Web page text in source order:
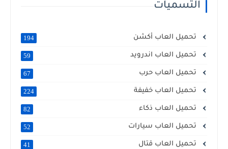
التسميات
تحميل العاب أكشن 194
تحميل العاب اندرويد 59
تحميل العاب حرب 67
تحميل العاب خفيفة 224
تحميل العاب ذكاء 82
تحميل العاب سيارات 52
تحميل العاب قتال 41